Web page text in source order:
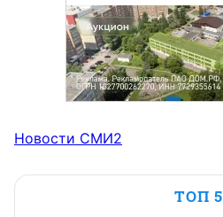
Новости СМИ2
ТОП 5